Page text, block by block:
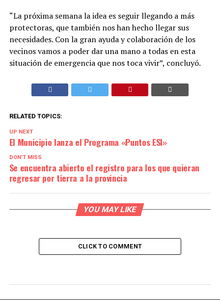
“La próxima semana la idea es seguir llegando a más
protectoras, que también nos han hecho llegar sus
necesidades. Con la gran ayuda y colaboración de los
vecinos vamos a poder dar una mano a todas en esta
situación de emergencia que nos toca vivir”, concluyó.
RELATED TOPICS:
UP NEXT
El Municipio lanza el Programa «Puntos ESI»
DON'T MISS
Se encuentra abierto el registro para los que quieran
regresar por tierra a la provincia
YOU MAY LIKE
CLICK TO COMMENT